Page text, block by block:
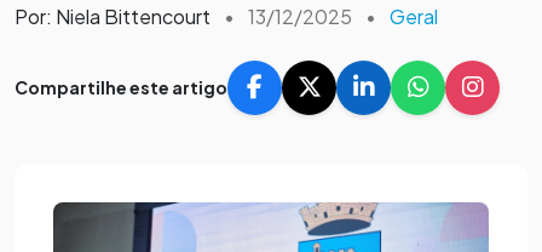
Por: Niela Bittencourt • 13/12/2025 • Geral
Compartilhe este artigo